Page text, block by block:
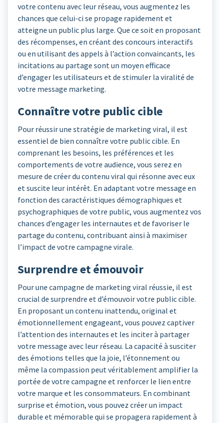
votre contenu avec leur réseau, vous augmentez les
chances que celui-ci se propage rapidement et
atteigne un public plus large. Que ce soit en proposant
des récompenses, en créant des concours interactifs
ou en utilisant des appels à l’action convaincants, les
incitations au partage sont un moyen efficace
d’engager les utilisateurs et de stimuler la viralité de
votre message marketing.
Connaître votre public cible
Pour réussir une stratégie de marketing viral, il est
essentiel de bien connaître votre public cible. En
comprenant les besoins, les préférences et les
comportements de votre audience, vous serez en
mesure de créer du contenu viral qui résonne avec eux
et suscite leur intérêt. En adaptant votre message en
fonction des caractéristiques démographiques et
psychographiques de votre public, vous augmentez vos
chances d’engager les internautes et de favoriser le
partage du contenu, contribuant ainsi à maximiser
l’impact de votre campagne virale.
Surprendre et émouvoir
Pour une campagne de marketing viral réussie, il est
crucial de surprendre et d’émouvoir votre public cible.
En proposant un contenu inattendu, original et
émotionnellement engageant, vous pouvez captiver
l’attention des internautes et les inciter à partager
votre message avec leur réseau. La capacité à susciter
des émotions telles que la joie, l’étonnement ou
même la compassion peut véritablement amplifier la
portée de votre campagne et renforcer le lien entre
votre marque et les consommateurs. En combinant
surprise et émotion, vous pouvez créer un impact
durable et mémorable qui se propagera rapidement à